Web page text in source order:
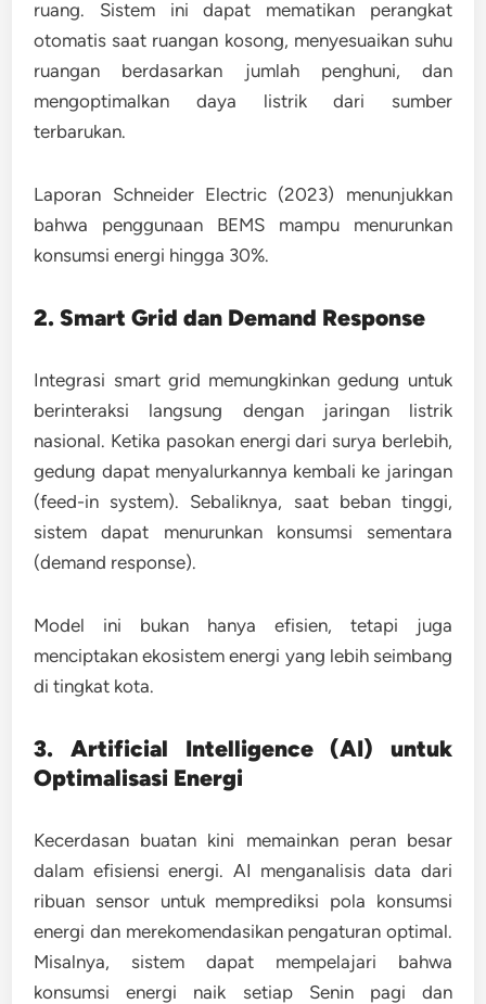
ruang. Sistem ini dapat mematikan perangkat
otomatis saat ruangan kosong, menyesuaikan suhu
ruangan berdasarkan jumlah penghuni, dan
mengoptimalkan daya listrik dari sumber
terbarukan.
Laporan Schneider Electric (2023) menunjukkan
bahwa penggunaan BEMS mampu menurunkan
konsumsi energi hingga 30%.
2. Smart Grid dan Demand Response
Integrasi smart grid memungkinkan gedung untuk
berinteraksi langsung dengan jaringan listrik
nasional. Ketika pasokan energi dari surya berlebih,
gedung dapat menyalurkannya kembali ke jaringan
(feed-in system). Sebaliknya, saat beban tinggi,
sistem dapat menurunkan konsumsi sementara
(demand response).
Model ini bukan hanya efisien, tetapi juga
menciptakan ekosistem energi yang lebih seimbang
di tingkat kota.
3. Artificial Intelligence (AI) untuk
Optimalisasi Energi
Kecerdasan buatan kini memainkan peran besar
dalam efisiensi energi. AI menganalisis data dari
ribuan sensor untuk memprediksi pola konsumsi
energi dan merekomendasikan pengaturan optimal.
Misalnya, sistem dapat mempelajari bahwa
konsumsi energi naik setiap Senin pagi dan